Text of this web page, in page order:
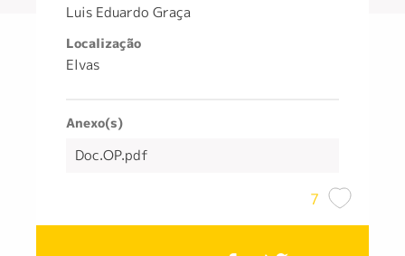
Luis Eduardo Graça
Localização
Elvas
Anexo(s)
Doc.OP.pdf
7